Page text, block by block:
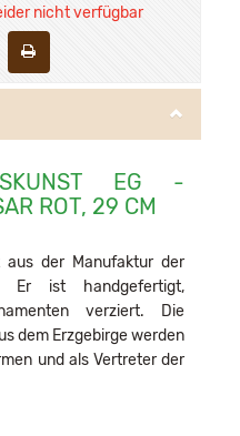
nicht verfügbar
EG -
ROT, 29 CM
aus der Manufaktur der
Er ist handgefertigt,
verziert. Die
dem Erzgebirge werden
und als Vertreter der